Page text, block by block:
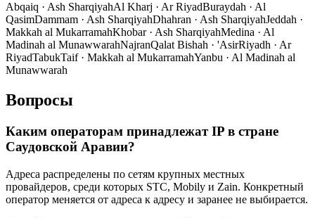
Abqaiq · Ash SharqiyahAl Kharj · Ar RiyadBuraydah · Al
QasimDammam · Ash SharqiyahDhahran · Ash SharqiyahJeddah ·
Makkah al MukarramahKhobar· Ash SharqiyahMedina · Al
Madinah al MunawwarahNajranQalat Bishah · 'AsirRiyadh · Ar
RiyadTabukTaif· Makkah al MukarramahYanbu · Al Madinah al
Munawwarah
Вопросы
Каким операторам принадлежат IP в стране
Саудовской Аравии?
Адреса распределены по сетям крупных местных
провайдеров, среди которых STC, Mobily и Zain. Конкретный
оператор меняется от адреса к адресу и заранее не выбирается.